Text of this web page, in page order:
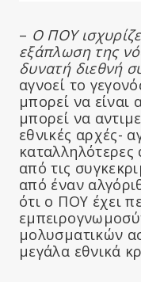
– Ο ΠΟΥ
εξάπλωση της
δυνατή διεθνή
αγνοεί το
μπορεί να είναι
μπορεί να
εθνικές αρχές-
καταλληλότερες
από τις
από έναν
ότι ο ΠΟΥ έχει
μολυσματικών
μεγάλα εθνικά